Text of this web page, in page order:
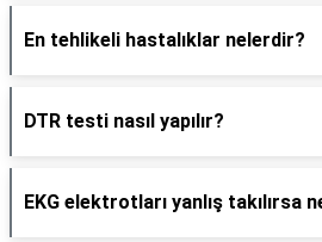
En tehlikeli hastalıklar nelerdir?
DTR testi nasıl yapılır?
EKG elektrotları yanlış takılırsa